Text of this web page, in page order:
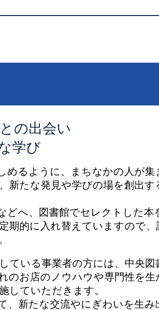
グ
レファレンスサービス 阿東
の出会い
学び
るように、まちなかの人が集
新たな発見や学びの場を創出す
へ、図書館でセレクトした本
期的に入れ替えていますので
いる事業者の方には、中央図
のお店のノウハウや専門性を生
していただきます。
新たな交流やにぎわいを生み